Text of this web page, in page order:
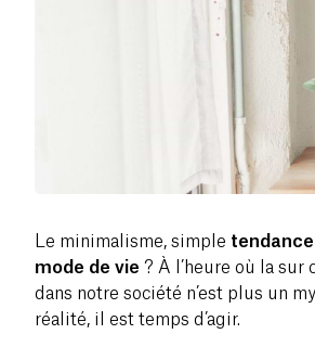
Le minimalisme, simple tendance
mode de vie ? À l’heure où la sur
dans notre société n’est plus un
réalité, il est temps d’agir.